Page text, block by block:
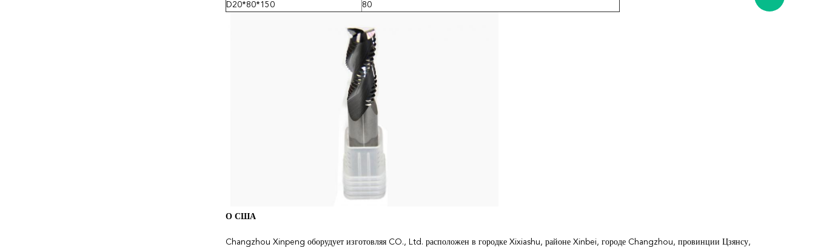
D20*80*150
80
О США
Changzhou Xinpeng оборудует изготовляя CO., Ltd. расположен в городке Xixiashu, районе Xinbei, городе Changzhou, провинции Цзянсу,